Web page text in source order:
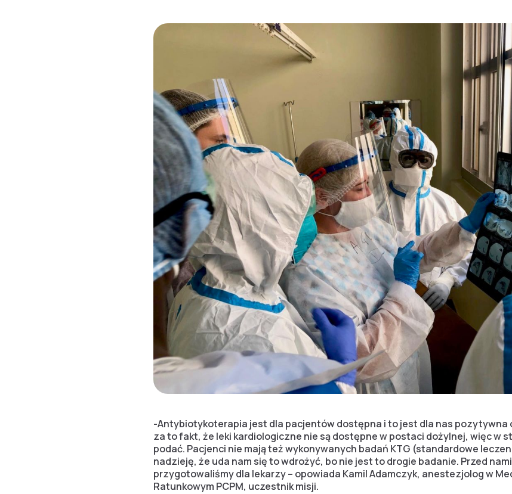
-Antybiotykoterapia jest dla pacjentów dostępna i to jest dla nas pozytywna
za to fakt, że leki kardiologiczne nie są dostępne w postaci dożylnej, więc w
podać. Pacjenci nie mają też wykonywanych badań KTG (standardowe
nadzieję, że uda nam się to wdrożyć, bo nie jest to drogie badanie. Przed
przygotowaliśmy dla lekarzy – opowiada Kamil Adamczyk, anestezjolog w
Ratunkowym PCPM, uczestnik misji.